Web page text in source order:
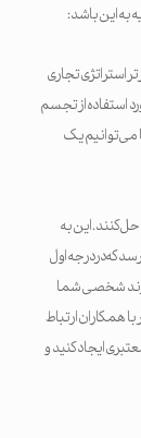
به این باشد:
استراتژی تجاری
استفاده از تجسم
می‌توانیم یک
کنند. این به
که در درجه اول
شخصی شما
همکاران ارتباط
ایجاد کنید و